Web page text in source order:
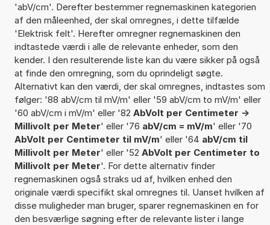
'abV/cm'. Derefter bestemmer regnemaskinen kategorien
af den måleenhed, der skal omregnes, i dette tilfælde
'Elektrisk felt'. Herefter omregner regnemaskinen den
indtastede værdi i alle de relevante enheder, som den
kender. I den resulterende liste kan du være sikker på også
at finde den omregning, som du oprindeligt søgte.
Alternativt kan den værdi, der skal omregnes, indtastes som
følger: '88 abV/cm til mV/m' eller '59 abV/cm to mV/m' eller
'60 abV/cm i mV/m' eller '82 AbVolt per Centimeter ->
Millivolt per Meter' eller '76 abV/cm = mV/m' eller '70
AbVolt per Centimeter til mV/m' eller '64 abV/cm til
Millivolt per Meter' eller '52 AbVolt per Centimeter to
Millivolt per Meter'. For dette alternativ finder
regnemaskinen også straks ud af, hvilken enhed den
originale værdi specifikt skal omregnes til. Uanset hvilken af
disse muligheder man bruger, sparer regnemaskinen en for
den besværlige søgning efter de relevante lister i lange